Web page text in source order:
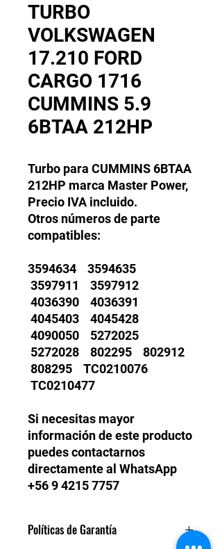
TURBO
VOLKSWAGEN
17.210 FORD
CARGO 1716
CUMMINS 5.9
6BTAA 212HP
Turbo para CUMMINS 6BTAA
212HP marca Master Power,
Precio IVA incluido.
Otros números de parte
compatibles:
3594634 3594635
3597911 3597912
4036390 4036391
4045403 4045428
4090050 5272025
5272028 802295 802912
808295 TC0210076
TC0210477
Si necesitas mayor
información de este producto
puedes contactarnos
directamente al WhatsApp
+56 9 4215 7757
Políticas de Garantía